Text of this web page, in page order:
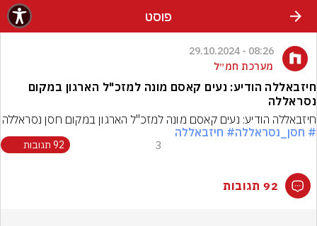
פוסט
08:26 - 29.10.2024
מערכת חמ״ל
חיזבאללה הודיע: נעים קאסם מונה למזכ"ל הארגון במקום
נסראללה
חיזבאללה הודיע: נעים קאסם מונה למזכ"ל הארגון במקום חסן נסראללה
# חסן_נסראללה# חיזבאללה
3 92 תגובות
92 תגובות